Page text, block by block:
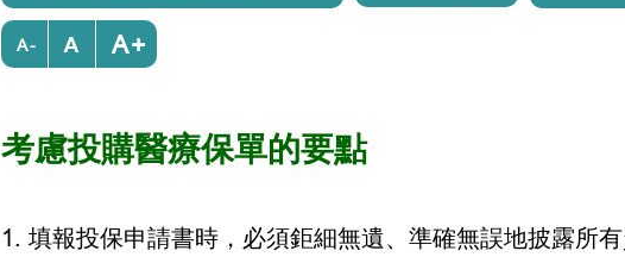
- +
考慮投購醫療保單的要點
填報投保申請書時，必須鉅細無遺、準確無誤地披露所